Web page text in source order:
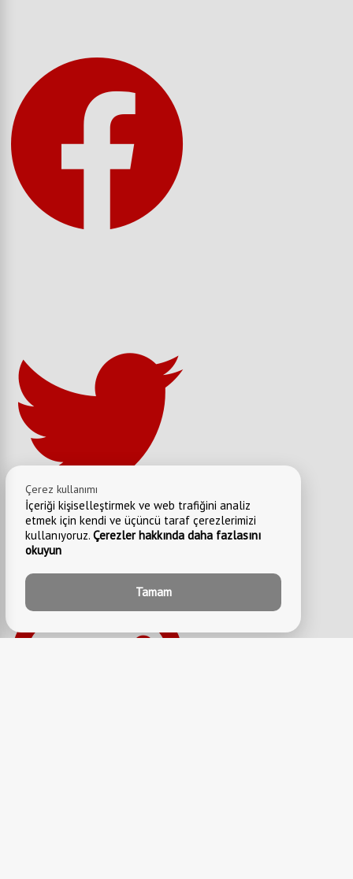
Çerez kullanımı
İçeriği kişiselleştirmek ve web trafiğini analiz
etmek için kendi ve üçüncü taraf çerezlerimizi
kullanıyoruz. Çerezler hakkında daha fazlasını
okuyun
Tamam